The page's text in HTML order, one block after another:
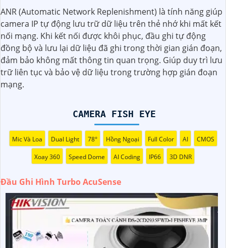
Đầu ghi cũng hỗ trợ các tính năng thông minh khác như
loại bỏ ảo giả, bảo vệ vùng quan trọng... Đầu ghi Turbo
AcuSense giúp mang lại giải pháp an ninh hiệu quả cho
người dùng.
ANR (Automatic Network Replenishment) là tính năng giúp
camera IP tự động lưu trữ dữ liệu trên thẻ nhớ khi mất kết
nối mạng. Khi kết nối được khôi phục, đầu ghi tự động
đồng bộ và lưu lại dữ liệu đã ghi trong thời gian gián đoạn,
đảm bảo không mất thông tin quan trọng. Giúp duy trì lưu
trữ liên tục và bảo vệ dữ liệu trong trường hợp gián đoạn
mạng.
CAMERA FISH EYE
Mic Và Loa Dual Light 78° Hồng Ngoại Full Color AI CMOS
Xoay 360 Speed Dome AI Coding IP66 3D DNR
Đầu Ghi Hình Turbo AcuSense